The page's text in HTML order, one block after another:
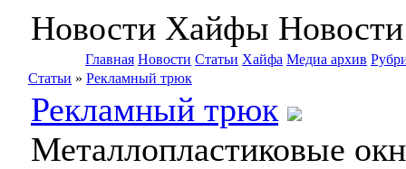
Новости Хайфы
Главная Новости Статьи Хайфа Медиа архив
Статьи » Рекламный трюк
Рекламный трюк
Металлопластиковые